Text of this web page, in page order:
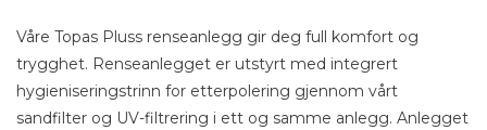
Våre Topas Pluss renseanlegg gir deg full komfort og
trygghet. Renseanlegget er utstyrt med integrert
hygieniseringstrinn for etterpolering gjennom vårt
sandfilter og UV-filtrering i ett og samme anlegg. Anlegget